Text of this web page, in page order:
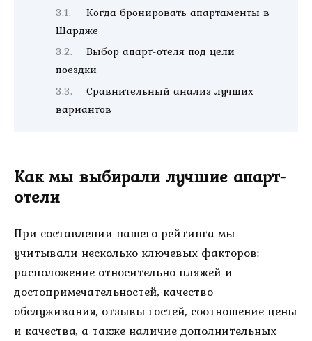
Когда бронировать апартаменты в
Шардже
Выбор апарт-отеля под цели
поездки
Сравнительный анализ лучших
вариантов
Как мы выбирали лучшие апарт-
отели
При составлении нашего рейтинга мы
учитывали несколько ключевых факторов:
расположение относительно пляжей и
достопримечательностей, качество
обслуживания, отзывы гостей, соотношение цены
и качества, а также наличие дополнительных